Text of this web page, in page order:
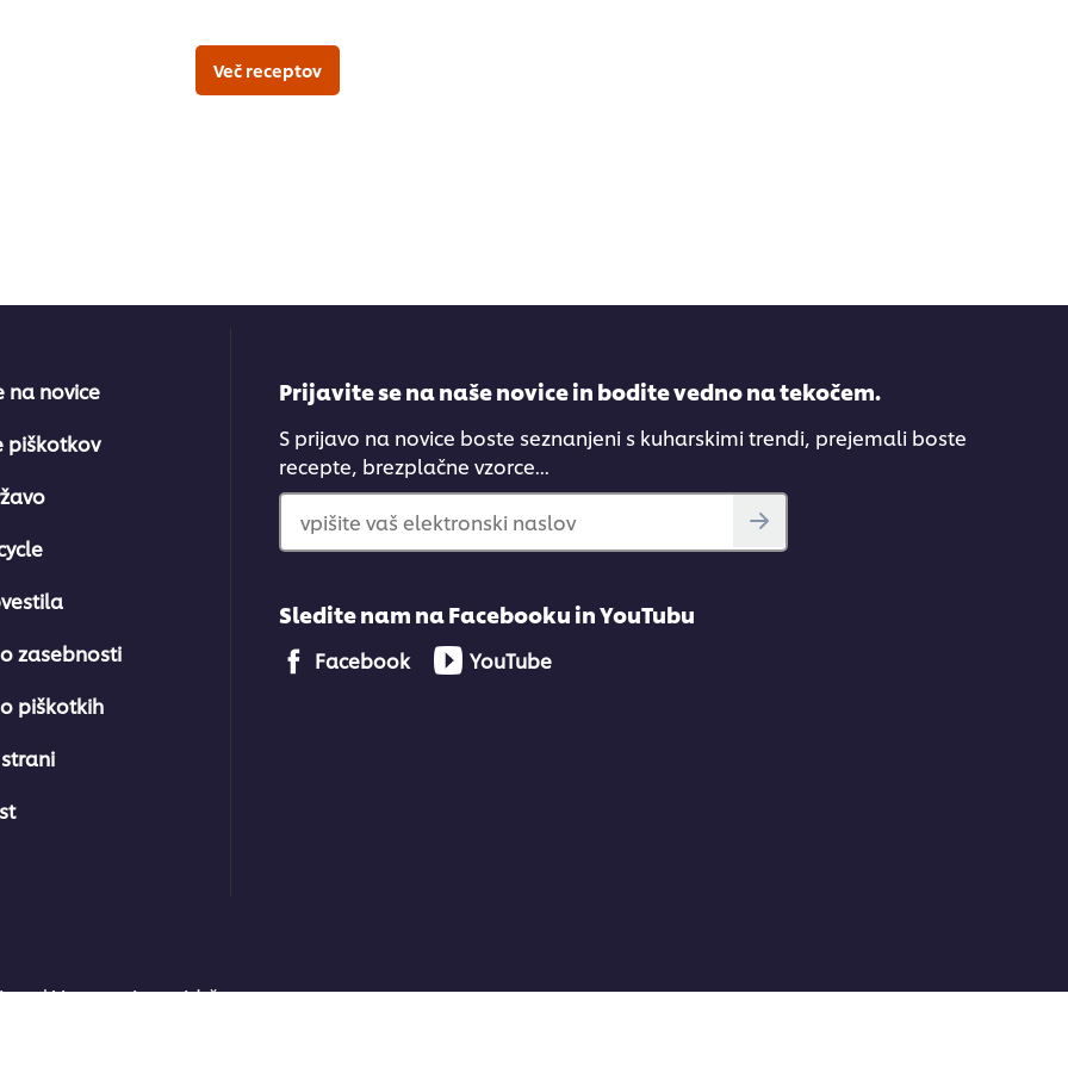
Več receptov
na novice
piškotkov
zasebnosti
piškotkih
Prijavite se na naše novice in bodite vedno na tekočem.
S prijavo na novice boste seznanjeni s kuharskimi trendi, prejemali boste
recepte, brezplačne vzorce...
vpišite vaš elektronski naslov
Sledite nam na Facebooku in YouTubu
Facebook YouTube
| Vse pravice pridržane